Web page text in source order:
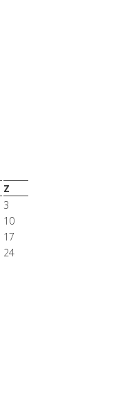
Z
3
10
17
24